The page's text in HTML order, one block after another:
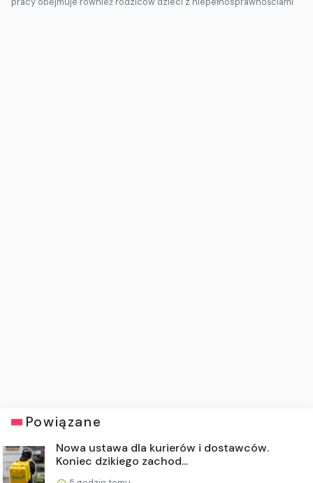
Powiązane
Nowa ustawa dla kurierów i dostawców.
Koniec dzikiego zachod...